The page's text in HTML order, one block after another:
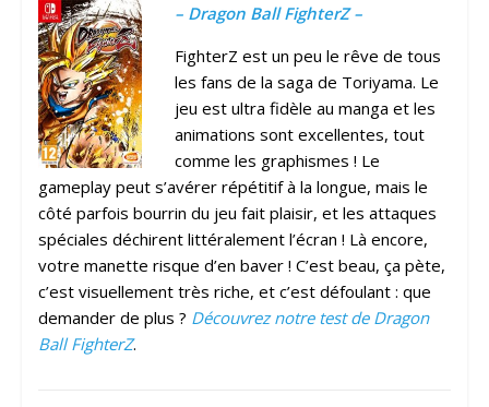
– Dragon Ball FighterZ –
FighterZ est un peu le rêve de tous
les fans de la saga de Toriyama. Le
jeu est ultra fidèle au manga et les
animations sont excellentes, tout
comme les graphismes ! Le
gameplay peut s’avérer répétitif à la longue, mais le
côté parfois bourrin du jeu fait plaisir, et les attaques
spéciales déchirent littéralement l’écran ! Là encore,
votre manette risque d’en baver ! C’est beau, ça pète,
c’est visuellement très riche, et c’est défoulant : que
demander de plus ? Découvrez notre test de Dragon
Ball FighterZ.